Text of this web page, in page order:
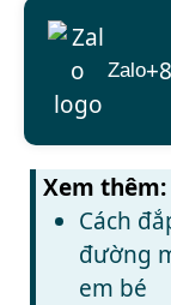
Zalo
Xem thêm:
Cách
đường
em bé